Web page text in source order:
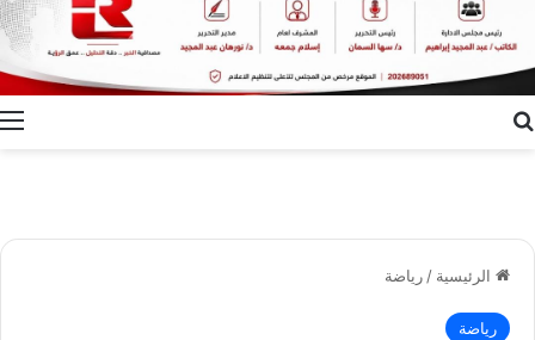
الرئيسية / رياضة
رياضة